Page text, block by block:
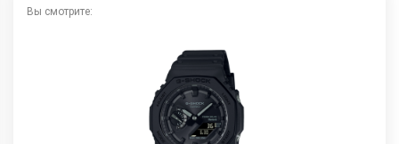
Вы смотрите: